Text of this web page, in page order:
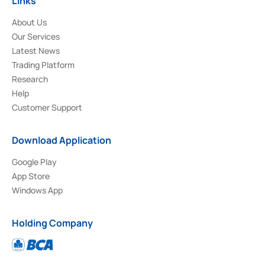
About Us
Our Services
Latest News
Trading Platform
Research
Help
Customer Support
Download Application
Google Play
App Store
Windows App
Holding Company